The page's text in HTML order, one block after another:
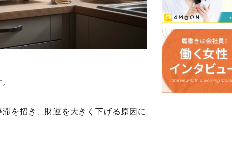
を招き、財運を大きく下げる原因に